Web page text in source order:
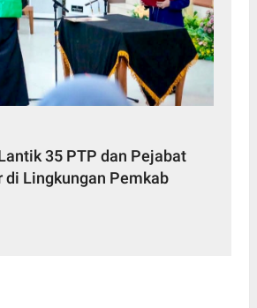
35 PTP dan Pejabat
Lingkungan Pemkab